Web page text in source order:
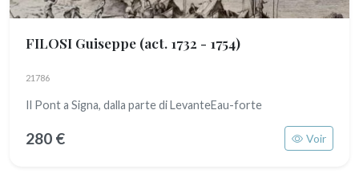
FILOSI Guiseppe (act. 1732 - 1754)
21786
Il Pont a Signa, dalla parte di LevanteEau-forte
280 € Voir